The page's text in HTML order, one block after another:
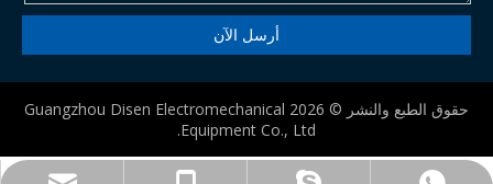
أرسل الآن
حقوق الطبع والنشر © 2026
Guangzhou Disen Electromechanical
Equipment Co., Ltd.